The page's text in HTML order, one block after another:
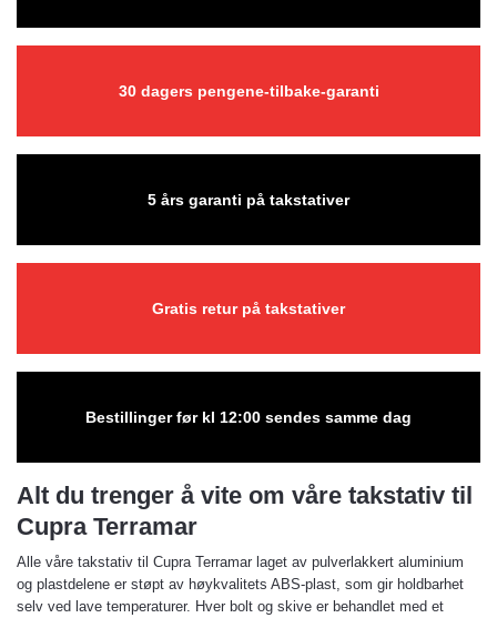
30 dagers pengene-tilbake-garanti
5 års garanti på takstativer
Gratis retur på takstativer
Bestillinger før kl 12:00 sendes samme dag
Alt du trenger å vite om våre takstativ til
Cupra Terramar
Alle våre takstativ til Cupra Terramar laget av pulverlakkert aluminium
og plastdelene er støpt av høykvalitets ABS-plast, som gir holdbarhet
selv ved lave temperaturer. Hver bolt og skive er behandlet med et